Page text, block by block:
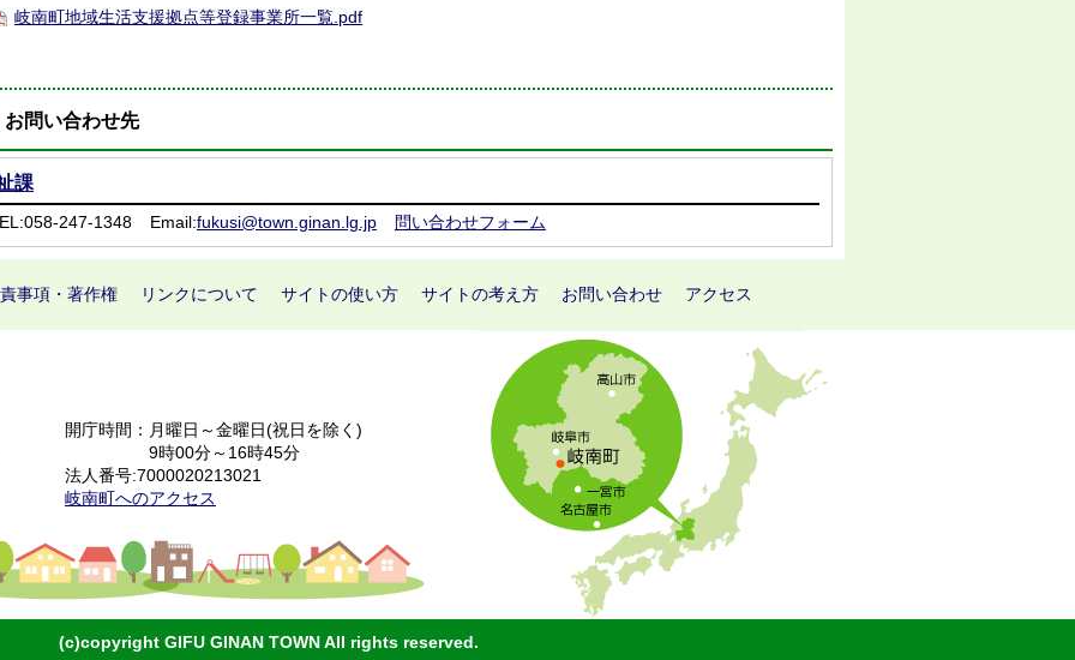
岐南町地域生活支援拠点等登録事業所一覧.pdf
お問い合わせ先
課
247-1348 Email:fukusi@town.ginan.lg.jp 問い合わせフォーム
事項・著作権 リンクについて サイトの使い方 サイトの考え方 お問い合わせ アクセス
開庁時間：月曜日～金曜日(祝日を除く)
9時00分～16時45分
法人番号:7000020213021
岐南町へのアクセス
(c)copyright GIFU GINAN TOWN All rights reserved.